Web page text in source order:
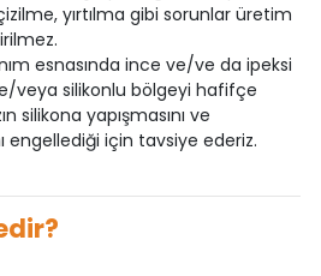
yırtılma gibi sorunlar üretim
esnasında ince ve/ve da ipeksi
veya silikonlu bölgeyi hafifçe
silikona yapışmasını ve
engellediği için tavsiye ederiz.